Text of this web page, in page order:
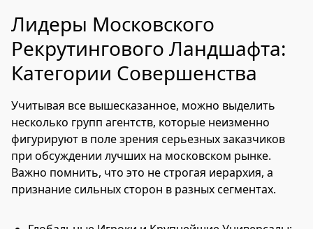
Лидеры Московского
Рекрутингового Ландшафта:
Категории Совершенства
Учитывая все вышесказанное, можно выделить
несколько групп агентств, которые неизменно
фигурируют в поле зрения серьезных заказчиков
при обсуждении лучших на московском рынке.
Важно помнить, что это не строгая иерархия, а
признание сильных сторон в разных сегментах.